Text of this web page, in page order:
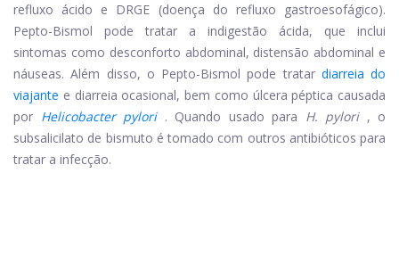
refluxo ácido e DRGE (doença do refluxo gastroesofágico).
Pepto-Bismol pode tratar a indigestão ácida, que inclui
sintomas como desconforto abdominal, distensão abdominal e
náuseas. Além disso, o Pepto-Bismol pode tratar diarreia do
viajante e diarreia ocasional, bem como úlcera péptica causada
por Helicobacter pylori . Quando usado para H. pylori, o
subsalicilato de bismuto é tomado com outros antibióticos para
tratar a infecção.